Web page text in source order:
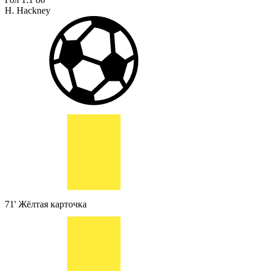
H. Hackney
71' Жёлтая карточка